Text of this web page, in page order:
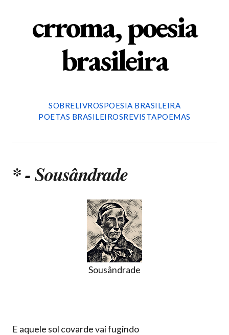
crroma, poesia
brasileira
SOBRELIVROSPOESIA BRASILEIRA
POETAS BRASILEIROSREVISTAPOEMAS
* - Sousândrade
Sousândrade
E aquele sol covarde vai fugindo